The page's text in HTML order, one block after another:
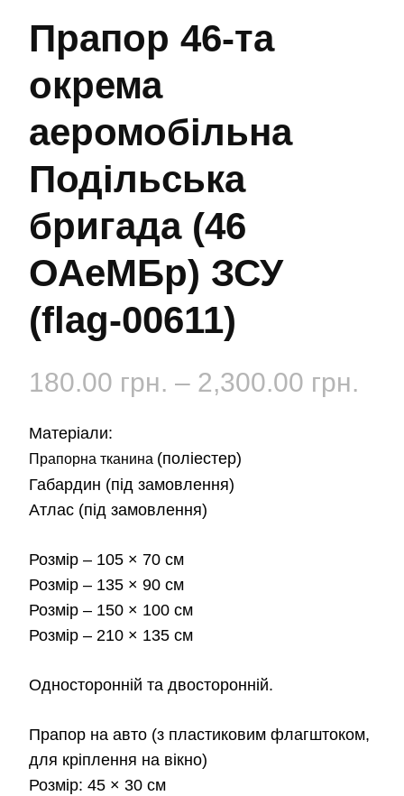
Прапор 46-та
окрема
аеромобільна
Подільська
бригада (46
ОАеМБр) ЗСУ
(flag-00611)
180.00 грн. – 2,300.00 грн.
Матеріали:
Прапорна тканина (поліестер)
Габардин (під замовлення)
Атлас (під замовлення)
Розмір – 105 × 70 см
Розмір – 135 × 90 см
Розмір – 150 × 100 см
Розмір – 210 × 135 см
Односторонній та двосторонній.
Прапор на авто (з пластиковим флагштоком,
для кріплення на вікно)
Розмір: 45 × 30 см